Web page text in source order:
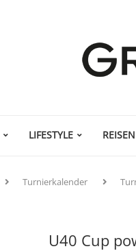
LIFESTYLE REISEN
Turnierkalender
U40 Cup